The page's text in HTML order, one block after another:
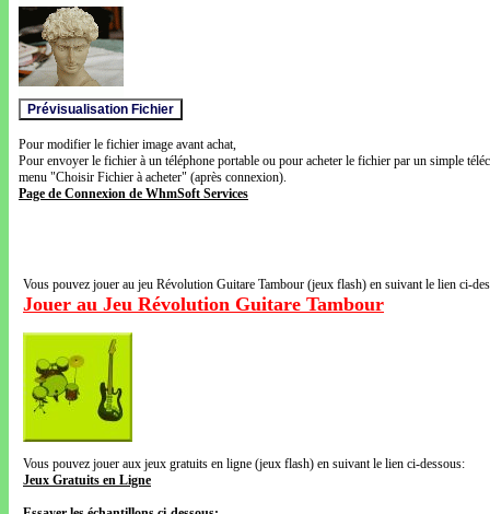
Pour modifier le fichier image avant achat,
Pour envoyer le fichier à un téléphone portable ou pour acheter le fichier par un simple
menu "Choisir Fichier à acheter" (après connexion).
Page de Connexion de WhmSoft Services
Vous pouvez jouer au jeu Révolution Guitare Tambour (jeux flash) en suivant le lien ci-
Jouer au Jeu Révolution Guitare Tambour
Vous pouvez jouer aux jeux gratuits en ligne (jeux flash) en suivant le lien ci-dessous:
Jeux Gratuits en Ligne